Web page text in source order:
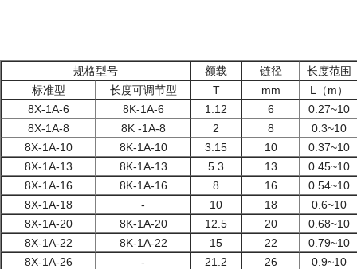
规格型号 额载 链径
长度范围
标准型
长度可调节型 T mm
L（m）
8X-1A-6
8K-1A-6 1.12 6
0.27~10
8X-1A-8
8K -1A-8 2 8
0.3~10
8X-1A-10
8K-1A-10 3.15 10
0.37~10
8X-1A-13
8K-1A-13 5.3 13
0.45~10
8X-1A-16
8K-1A-16 8 16
0.54~10
8X-1A-18
- 10 18
0.6~10
8X-1A-20
8K-1A-20 12.5 20
0.68~10
8X-1A-22
8K-1A-22 15 22
0.79~10
8X-1A-26
- 21.2 26
0.9~10